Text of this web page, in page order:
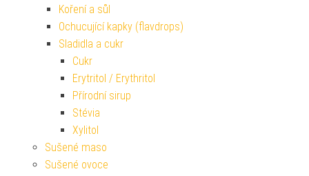
Koření a sůl
Ochucující kapky (flavdrops)
Sladidla a cukr
Cukr
Erytritol / Erythritol
Přírodní sirup
Stévia
Xylitol
Sušené maso
Sušené ovoce